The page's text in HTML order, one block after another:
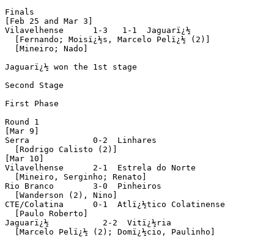
Finals
[Feb 25 and Mar 3]
Vilavelhense      1-3   1-1  Jaguarï¿½
  [Fernando; Moisï¿½s, Marcelo Pelï¿½ (2)]
  [Mineiro; Nado]
Jaguarï¿½ won the 1st stage
Second Stage
First Phase
Round 1
[Mar 9]
Serra             0-2  Linhares
  [Rodrigo Calisto (2)]
[Mar 10]
Vilavelhense      2-1  Estrela do Norte
  [Mineiro, Serginho; Renato]
Rio Branco        3-0  Pinheiros
  [Wanderson (2), Nino]
CTE/Colatina      0-1  Atlï¿½tico Colatinense
  [Paulo Roberto]
Jaguarï¿½           2-2  Vitï¿½ria
  [Marcelo Pelï¿½ (2); Domï¿½cio, Paulinho]